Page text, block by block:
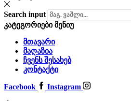
Search input
კატეგორიებიმენიუ
მთავარი
მაღაზია
ჩვენს შესახებ
კონტაქტი
Facebook Instagram